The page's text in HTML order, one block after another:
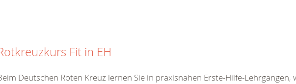
Fit in EH
Deutschen Roten Kreuz lernen Sie in praxisnahen Erste-Hilfe-Lehrgängen,